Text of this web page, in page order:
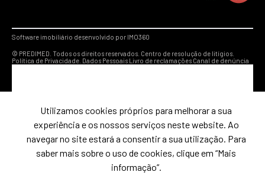
Software imobiliário desenvolvido por IMO360
© PREDIMED. Todos os direitos reservados. Centro de resolução de litígios.
Política de Privacidade. Dados PessoaisLivro de reclamações Canal de denúncia
Utilizamos cookies próprios para melhorar a sua
experiência e os nossos serviços neste website. Ao
navegar no site estará a consentir a sua utilização. Para
saber mais sobre o uso de cookies, clique em “Mais
informação”.